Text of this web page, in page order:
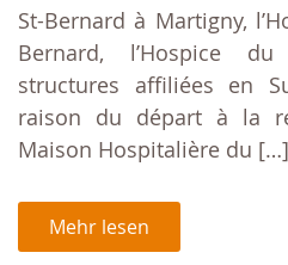
St-Bernard à Martigny,
Bernard, l’Hospice
structures affiliées en
raison du départ à la
Maison Hospitalière du […]
Mehr lesen